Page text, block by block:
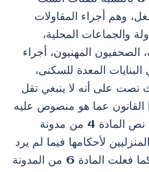
وهم أجراء المقاولات
والجماعات المحلية،
الصحفيون المهنيون، أجراء
البنايات المعدة للسكنى،
نصت على أنه لا ينبغي تقل
القانون عما هو منصوص عليه
في المدونة، ومن جهة رابعة لعدم نص المادة 4 من مدونة
لأحكامها فيما لم يرد
فيه النص في القانون الخاص بها كما فعلت المادة 6 من المدونة